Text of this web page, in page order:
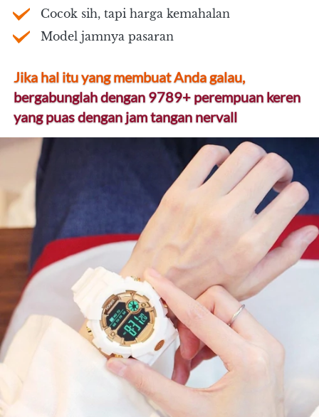
Cocok sih, tapi harga kemahalan
Model jamnya pasaran
Jika hal itu yang membuat Anda galau,
bergabunglah dengan 9789+ perempuan keren
yang puas dengan jam tangan nervall